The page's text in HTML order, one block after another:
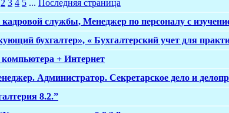
2 3 4 5 ... Последняя страница
службы, Менеджер по персоналу с
бухгалтер», « Бухгалтерский учет для
+ Интернет
Администратор. Секретарское дело и
8.2.”